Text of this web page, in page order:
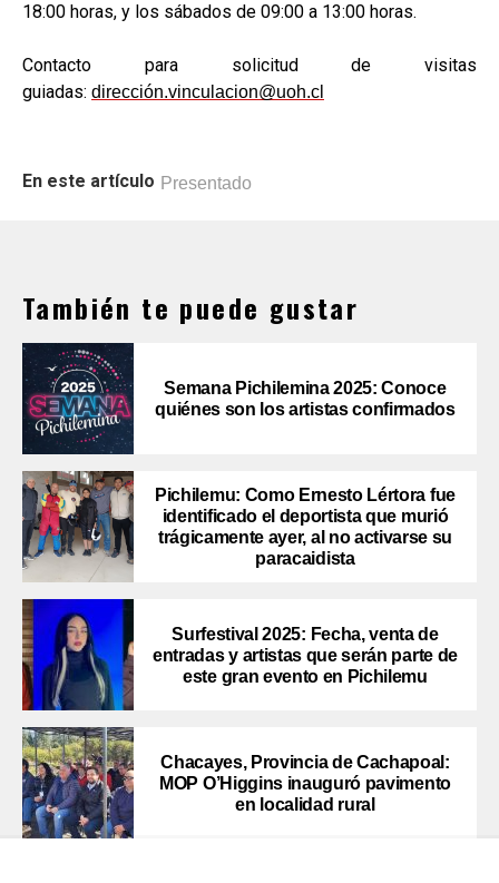
18:00 horas, y los sábados de 09:00 a 13:00 horas.
Contacto para solicitud de visitas
guiadas: dirección.vinculacion@uoh.cl
En este artículo Presentado
También te puede gustar
Semana Pichilemina 2025: Conoce
quiénes son los artistas confirmados
Pichilemu: Como Ernesto Lértora fue
identificado el deportista que murió
trágicamente ayer, al no activarse su
paracaidista
Surfestival 2025: Fecha, venta de
entradas y artistas que serán parte de
este gran evento en Pichilemu
Chacayes, Provincia de Cachapoal:
MOP O’Higgins inauguró pavimento
en localidad rural